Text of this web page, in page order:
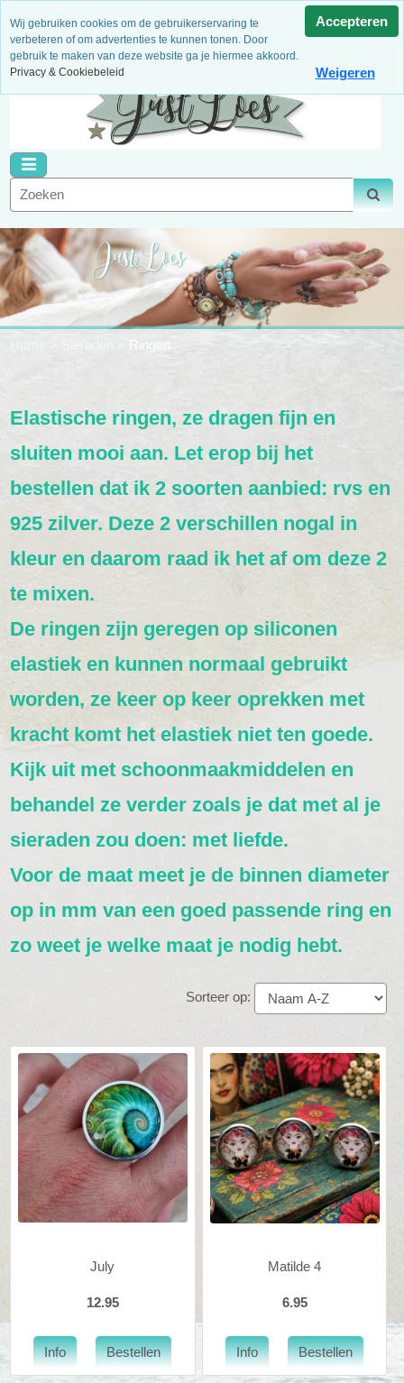
Niet goed, geld terug!
Dagelijks
nieuwe artikelen
Binnen 14 dagen retour Veilig betalen
Ringen
Elastische ringen, ze dragen fijn en
sluiten mooi aan. Let erop bij het
bestellen dat ik 2 soorten aanbied: rvs en
925 zilver. Deze 2 verschillen nogal in
kleur en daarom raad ik het af om deze 2
te mixen.
De ringen zijn geregen op siliconen
elastiek en kunnen normaal gebruikt
worden, ze keer op keer oprekken met
kracht komt het elastiek niet ten goede.
Kijk uit met schoonmaakmiddelen en
behandel ze verder zoals je dat met al je
sieraden zou doen: met liefde.
Voor de maat meet je de binnen diameter
op in mm van een goed passende ring en
zo weet je welke maat je nodig hebt.
Sorteer op:
July
12.95
Matilde 4
6.95
Wij gebruiken cookies om de gebruikerservaring te
verbeteren of om advertenties te kunnen tonen. Door
gebruik te maken van deze website ga je hiermee akkoord.
Privacy & Cookiebeleid
Accepteren
Weigeren